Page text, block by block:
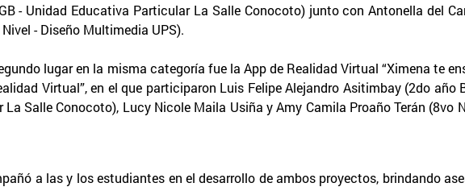
- Unidad Educativa Particular La Salle Conocoto) junto con Antonella del
- Diseño Multimedia UPS).
lugar en la misma categoría fue la App de Realidad Virtual “Ximena te
Virtual”, en el que participaron Luis Felipe Alejandro Asitimbay (2do año
Salle Conocoto), Lucy Nicole Maila Usiña y Amy Camila Proaño Terán (8vo
a las y los estudiantes en el desarrollo de ambos proyectos, brindando